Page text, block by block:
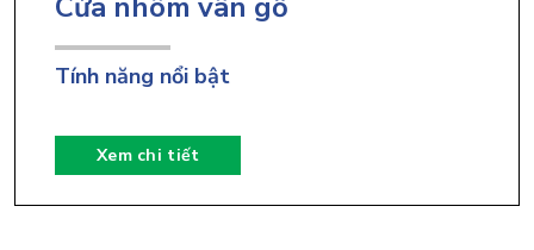
Tính năng nổi bật
Xem chi tiết